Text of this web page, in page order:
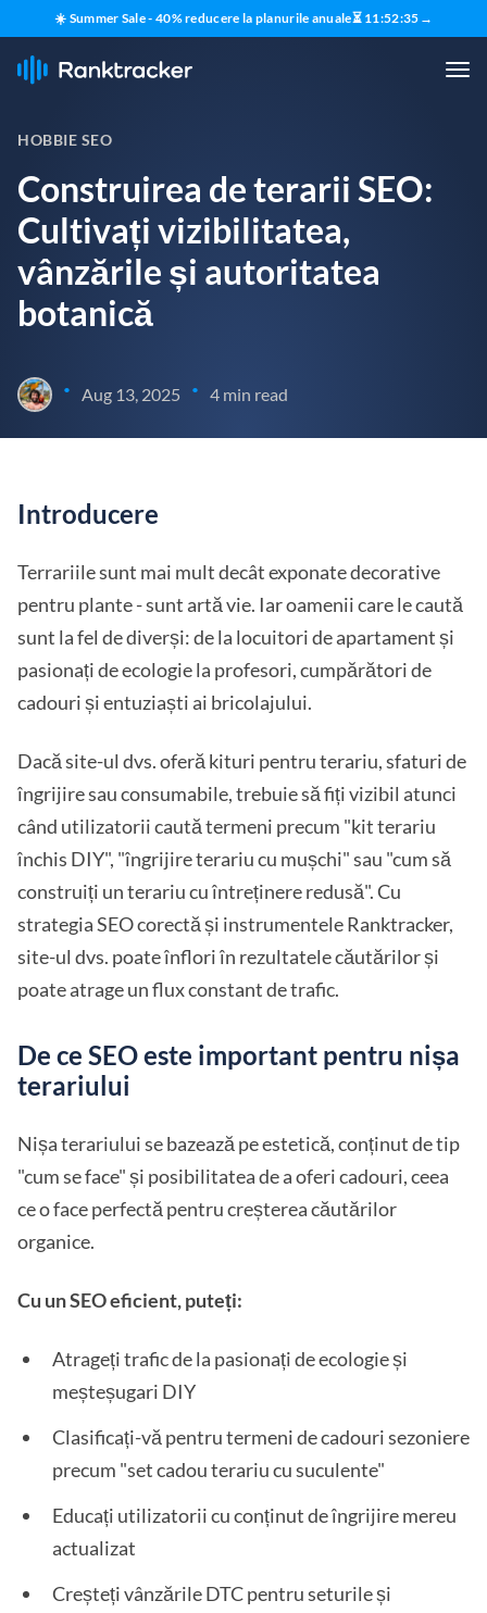
☀️ Summer Sale - 40% reducere la planurile anuale⏳ 11:52:34 →
HOBBIE SEO
Construirea de terarii SEO:
Cultivați vizibilitatea,
vânzările și autoritatea
botanică
• Aug 13, 2025 • 4 min read
Introducere
Terrariile sunt mai mult decât exponate decorative
pentru plante - sunt artă vie. Iar oamenii care le caută
sunt la fel de diverși: de la locuitori de apartament și
pasionați de ecologie la profesori, cumpărători de
cadouri și entuziaști ai bricolajului.
Dacă site-ul dvs. oferă kituri pentru terariu, sfaturi de
îngrijire sau consumabile, trebuie să fiți vizibil atunci
când utilizatorii caută termeni precum "kit terariu
închis DIY", "îngrijire terariu cu mușchi" sau "cum să
construiți un terariu cu întreținere redusă". Cu
strategia SEO corectă și instrumentele Ranktracker,
site-ul dvs. poate înflori în rezultatele căutărilor și
poate atrage un flux constant de trafic.
De ce SEO este important pentru nișa
terariului
Nișa terariului se bazează pe estetică, conținut de tip
"cum se face" și posibilitatea de a oferi cadouri, ceea
ce o face perfectă pentru creșterea căutărilor
organice.
Cu un SEO eficient, puteți:
Atrageți trafic de la pasionați de ecologie și
meșteșugari DIY
Clasificați-vă pentru termeni de cadouri sezoniere
precum "set cadou terariu cu suculente"
Educați utilizatorii cu conținut de îngrijire mereu
actualizat
Creșteți vânzările DTC pentru seturile și